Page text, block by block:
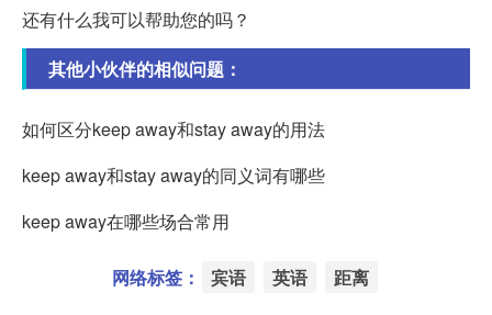
还有什么我可以帮助您的吗？
其他小伙伴的相似问题：
如何区分keep away和stay away的用法
keep away和stay away的同义词有哪些
keep away在哪些场合常用
网络标签： 宾语 英语 距离